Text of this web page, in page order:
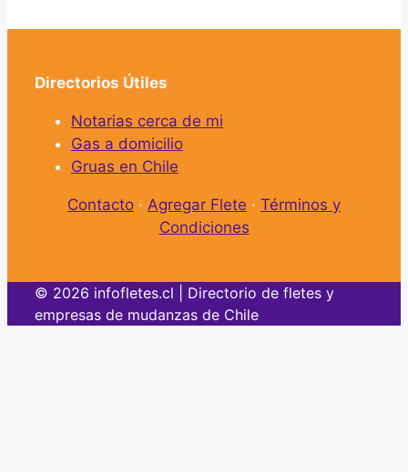
Directorios Útiles
Notarias cerca de mi
Gas a domicilio
Gruas en Chile
Contacto · Agregar Flete · Términos y
Condiciones
© 2026 infofletes.cl | Directorio de fletes y
empresas de mudanzas de Chile